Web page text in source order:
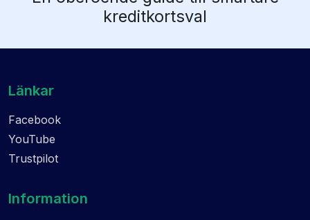
kreditkortsval
Länkar
Facebook
YouTube
Trustpilot
Information